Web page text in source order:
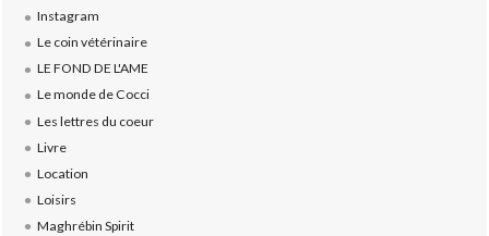
Instagram
Le coin vétérinaire
LE FOND DE L'AME
Le monde de Cocci
Les lettres du coeur
Livre
Location
Loisirs
Maghrébin Spirit